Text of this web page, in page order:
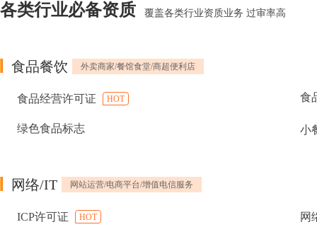
各类行业必备资质 覆盖各类行业资质业务 过审率高
食品餐饮 外卖商家/餐馆食堂/商超便利店
食品经营许可证 HOT 食
绿色食品标志 小
网络/IT 网站运营/电商平台/增值电信服务
ICP许可证 HOT 网